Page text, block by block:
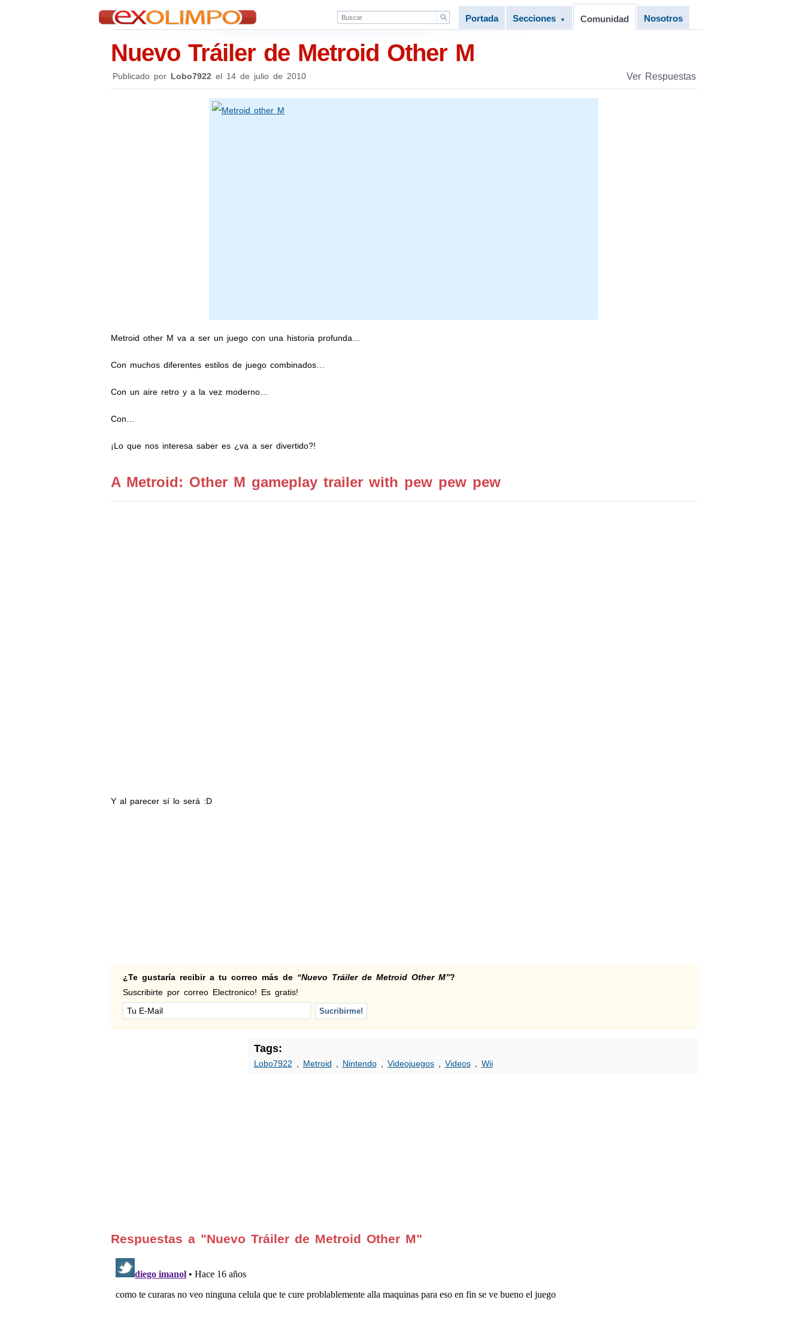
Portada Secciones ▼ Comunidad Nosotros
Nuevo Tráiler de Metroid Other M
Publicado por Lobo7922 el 14 de julio de 2010 Ver Respuestas
Metroid other M va a ser un juego con una historia profunda…
Con muchos diferentes estilos de juego combinados…
Con un aire retro y a la vez moderno…
Con…
¡Lo que nos interesa saber es ¿va a ser divertido?!
A Metroid: Other M gameplay trailer with pew pew pew
Y al parecer sí lo será :D
¿Te gustaría recibir a tu correo más de “Nuevo Tráiler de Metroid Other M”?
Suscribirte por correo Electronico! Es gratis!
Tags:
Lobo7922 Metroid Nintendo, Videojuegos, Videos, Wii
Respuestas a "Nuevo Tráiler de Metroid Other M"